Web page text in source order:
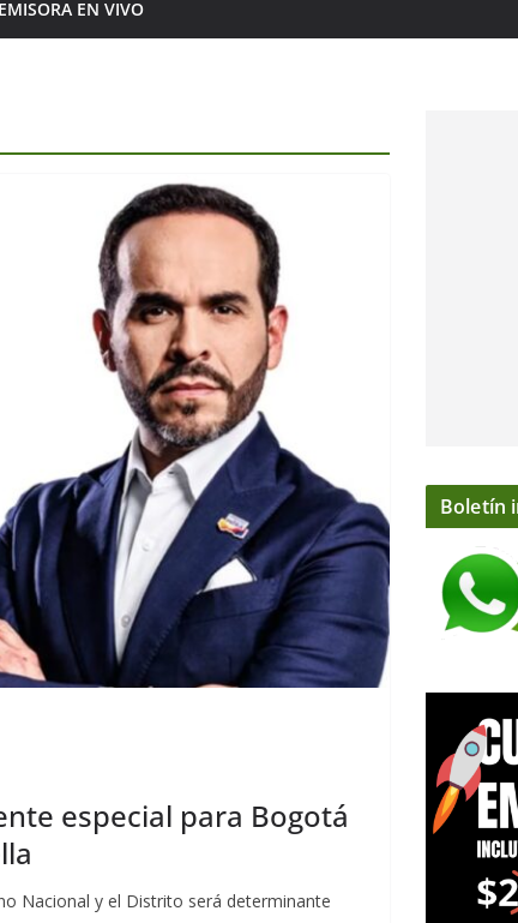
EMISORA EN VIVO
especial para Bogotá
Nacional y el Distrito será determinante
Boletín